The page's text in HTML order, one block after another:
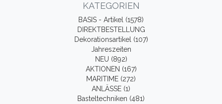
KATEGORIEN
BASIS - Artikel (1578)
DIREKTBESTELLUNG
Dekorationsartikel (107)
Jahreszeiten
NEU (892)
AKTIONEN (167)
MARITIME (272)
ANLÄSSE (1)
Basteltechniken (481)